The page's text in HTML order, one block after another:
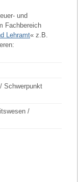
und
Fachbereich
Lehramt« z.B.
Schwerpunkt
/